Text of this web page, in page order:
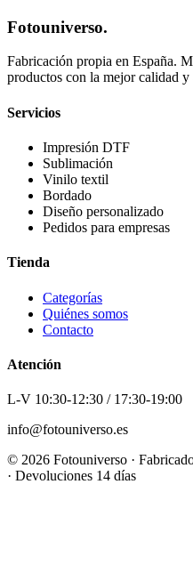
Fotouniverso.
Fabricación propia en España.
productos con la mejor calidad y
Servicios
Impresión DTF
Sublimación
Vinilo textil
Bordado
Diseño personalizado
Pedidos para empresas
Tienda
Categorías
Quiénes somos
Contacto
Atención
L-V 10:30-12:30 / 17:30-19:00
info@fotouniverso.es
© 2026 Fotouniverso ·
· Devoluciones 14 días